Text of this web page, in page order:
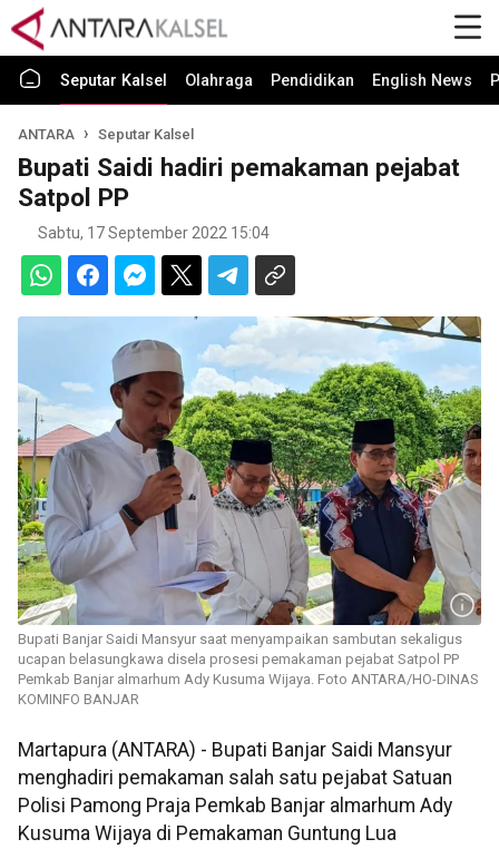
Seputar Kalsel Olahraga Pendidikan English News
ANTARA Seputar Kalsel
Bupati Saidi hadiri pemakaman pejabat
Satpol PP
Sabtu, 17 September 2022 15:04
Bupati Banjar Saidi Mansyur saat menyampaikan sambutan sekaligus
ucapan belasungkawa disela prosesi pemakaman pejabat Satpol PP
Pemkab Banjar almarhum Ady Kusuma Wijaya. Foto ANTARA/HO-DINAS
KOMINFO BANJAR
Martapura (ANTARA) - Bupati Banjar Saidi Mansyur
menghadiri pemakaman salah satu pejabat Satuan
Polisi Pamong Praja Pemkab Banjar almarhum Ady
Kusuma Wijaya di Pemakaman Guntung Lua